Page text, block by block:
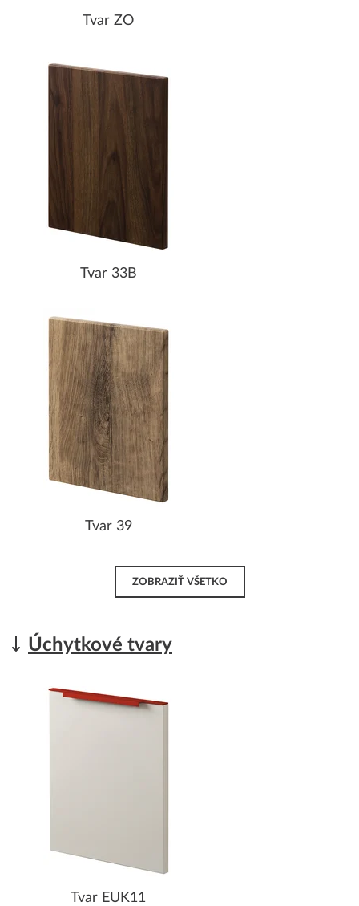
Tvar ZO
Tvar 33B
Tvar 39
ZOBRAZIŤ VŠETKO
Úchytkové tvary
Tvar EUK11